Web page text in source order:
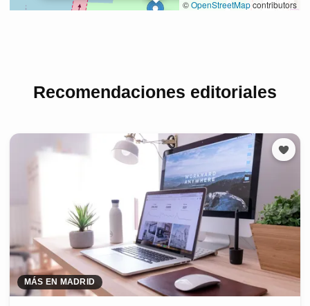
Recomendaciones editoriales
MÁS EN MADRID